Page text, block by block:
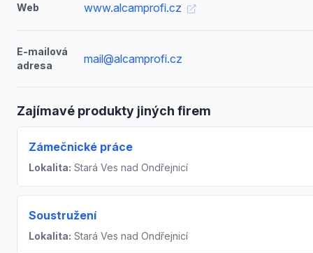
Web www.alcamprofi.cz
E-mailová
adresa
mail@alcamprofi.cz
Zajímavé produkty jiných firem
Zámečnické práce
Lokalita: Stará Ves nad Ondřejnicí
Soustružení
Lokalita: Stará Ves nad Ondřejnicí